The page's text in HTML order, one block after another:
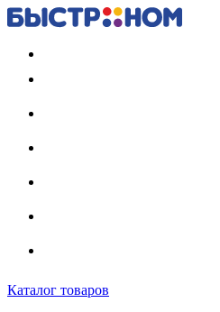
Каталог товаров